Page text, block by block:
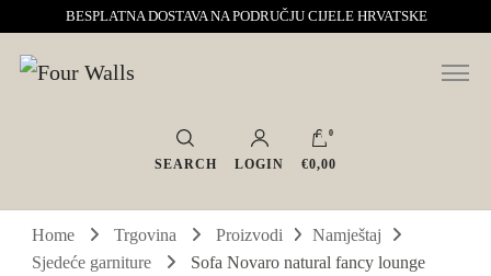
BESPLATNA DOSTAVA NA PODRUČJU CIJELE HRVATSKE
Four Walls
Sve za interijer po Vašoj mjeri. Salon namještaja, dekoracije i rasvjete.
Interijeri s karakterom
SEARCH LOGIN
0
€0,00
Home Trgovina Proizvodi
Namještaj
Sjedeće garniture
Sofa Novaro natural fancy lounge